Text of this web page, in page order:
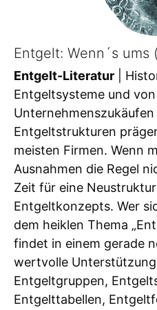
Entgelt: Wenn´s
Entgelt-Literatur |
Entgeltsysteme und von
Entgeltstrukturen
meisten Firmen. Wenn
Ausnahmen die Regel
Zeit für eine
Entgeltkonzepts. Wer
dem heiklen Thema
findet in einem gerade
wertvolle
Entgeltgruppen,
Entgelttabellen,